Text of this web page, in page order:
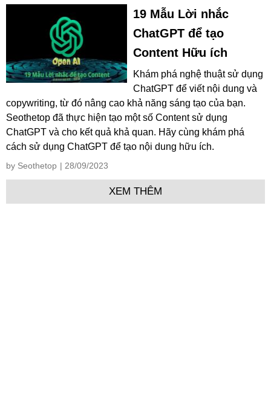
19 Mẫu Lời nhắc
ChatGPT để tạo
Content Hữu ích
Khám phá nghệ thuật sử dụng
ChatGPT để viết nội dung và
copywriting, từ đó nâng cao khả năng sáng tạo của bạn.
Seothetop đã thực hiện tạo một số Content sử dụng
ChatGPT và cho kết quả khả quan. Hãy cùng khám phá
cách sử dụng ChatGPT để tạo nội dung hữu ích.
by Seothetop | 28/09/2023
XEM THÊM